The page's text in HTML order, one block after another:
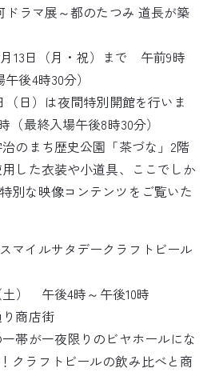
ドラマ展～都のたつみ 道長が築
13日（月・祝）まで 午前9時
後4時30分）
日）は夜間特別開館を行いま
（最終入場午後8時30分）
のまち歴史公園「茶づな」2階
した衣装や小道具、ここでしか
別な映像コンテンツをご覧いた
マイルサタデークラフトビール
） 午後4時～午後10時
商店街
帯が一夜限りのビヤホールにな
クラフトビールの飲み比べと商